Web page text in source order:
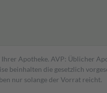
Apotheke. AVP: Üblicher
die gesetzlich
nur solange der Vorrat reicht.